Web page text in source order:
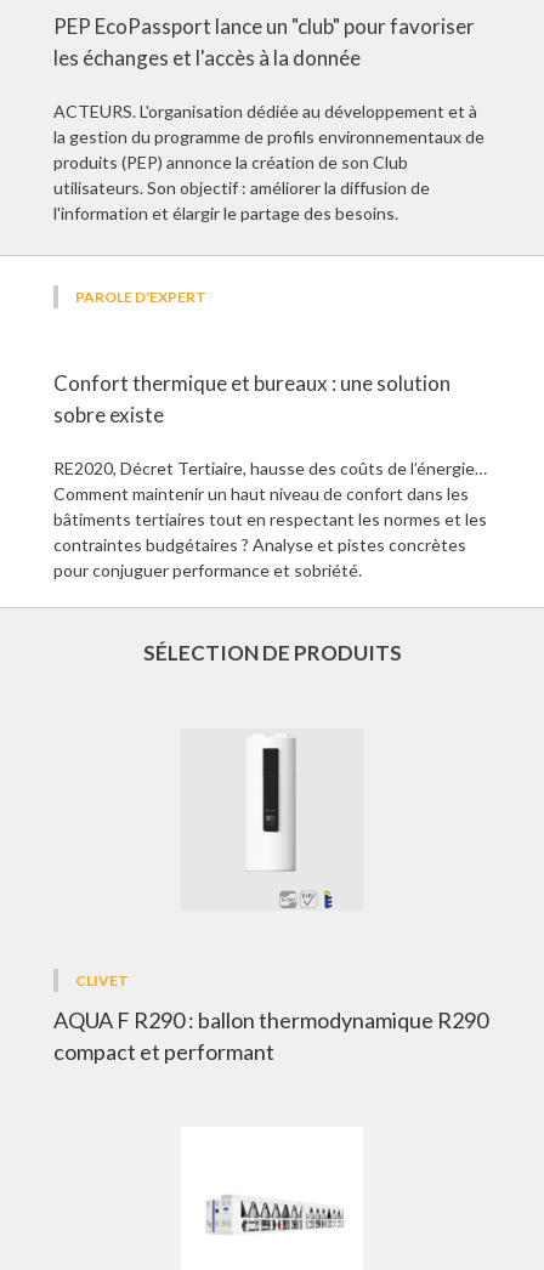
PEP EcoPassport lance un "club" pour favoriser
les échanges et l'accès à la donnée
ACTEURS. L'organisation dédiée au développement et à
la gestion du programme de profils environnementaux de
produits (PEP) annonce la création de son Club
utilisateurs. Son objectif : améliorer la diffusion de
l'information et élargir le partage des besoins.
PAROLE D'EXPERT
Confort thermique et bureaux : une solution
sobre existe
RE2020, Décret Tertiaire, hausse des coûts de l’énergie…
Comment maintenir un haut niveau de confort dans les
bâtiments tertiaires tout en respectant les normes et les
contraintes budgétaires ? Analyse et pistes concrètes
pour conjuguer performance et sobriété.
SÉLECTION DE PRODUITS
CLIVET
AQUA F R290 : ballon thermodynamique R290
compact et performant